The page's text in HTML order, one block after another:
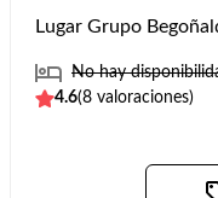
Lugar Grupo
No hay
4.6(8 valoraciones)